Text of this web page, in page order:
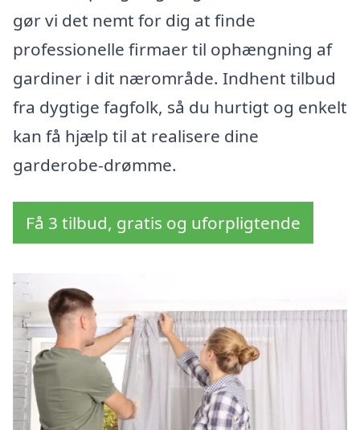
gør vi det nemt for dig at finde
professionelle firmaer til ophængning af
gardiner i dit nærområde. Indhent tilbud
fra dygtige fagfolk, så du hurtigt og enkelt
kan få hjælp til at realisere dine
garderobe-drømme.
Få 3 tilbud, gratis og uforpligtende